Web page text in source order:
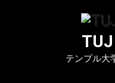
テンプル大